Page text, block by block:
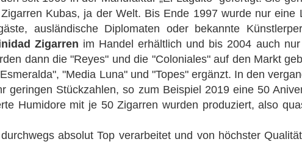
Kubas, ja der Welt. Bis Ende 1997 wurde nur eine
ausländische Diplomaten oder bekannte
Zigarren im Handel erhältlich und bis 2004 auch
dann die "Reyes" und die "Coloniales" auf den Markt
"Media Luna" und "Topes" ergänzt. In den
geringen Stückzahlen, so zum Beispiel 2019 eine 50
Humidore mit je 50 Zigarren wurden produziert, also
absolut Top verarbeitet und von höchster